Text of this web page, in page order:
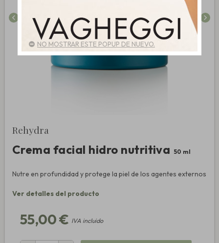
chevron_left chevron_right
Rehydra
Crema facial hidro nutritiva 50 ml
Nutre en profundidad y protege la piel de los agentes externos
Ver detalles del producto
55,00 € IVA incluido
NO MOSTRAR ESTE POPUP DE NUEVO.